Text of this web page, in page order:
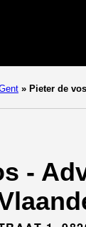
» Pieter de
-